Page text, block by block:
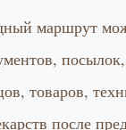
маршрут
товаров,
после